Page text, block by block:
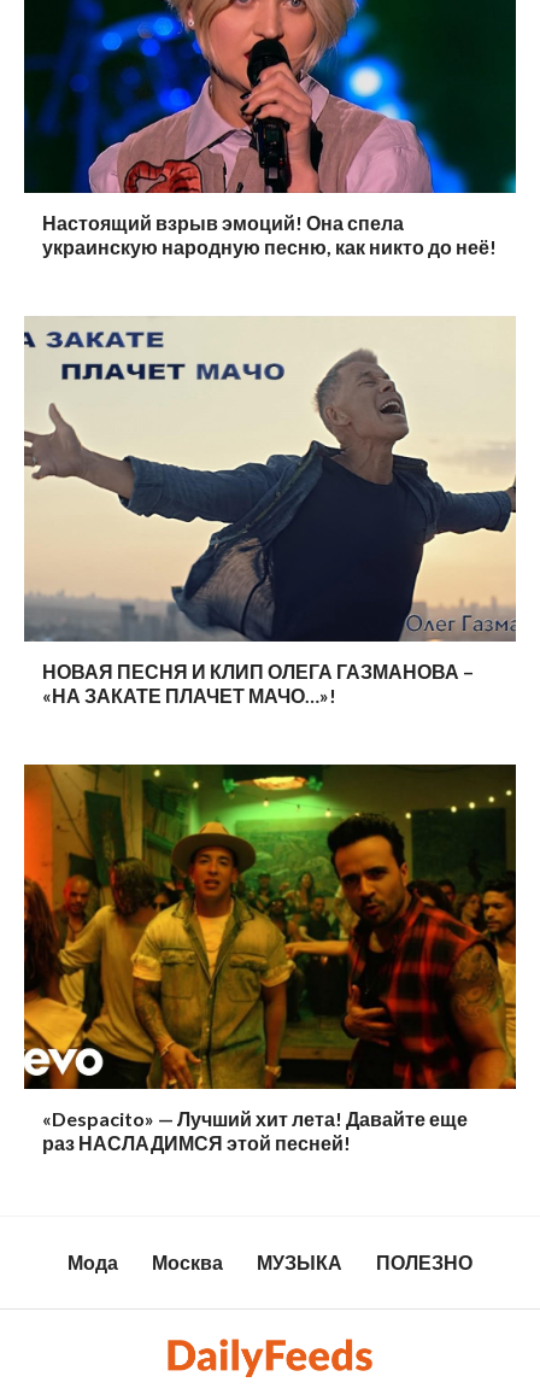
Настоящий взрыв эмоций! Она спела
украинскую народную песню, как никто до неё!
НОВАЯ ПЕСНЯ И КЛИП ОЛЕГА ГАЗМАНОВА –
«НА ЗАКАТЕ ПЛАЧЕТ МАЧО…»!
«Despacito» — Лучший хит лета! Давайте еще
раз НАСЛАДИМСЯ этой песней!
Мода Москва МУЗЫКА ПОЛЕЗНО